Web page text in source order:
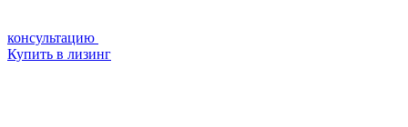
консультацию
Купить в лизинг